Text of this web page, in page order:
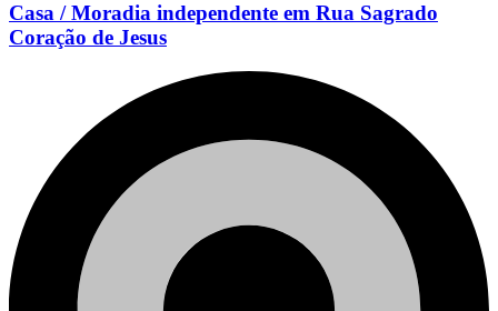
Casa / Moradia independente em Rua Sagrado
Coração de Jesus